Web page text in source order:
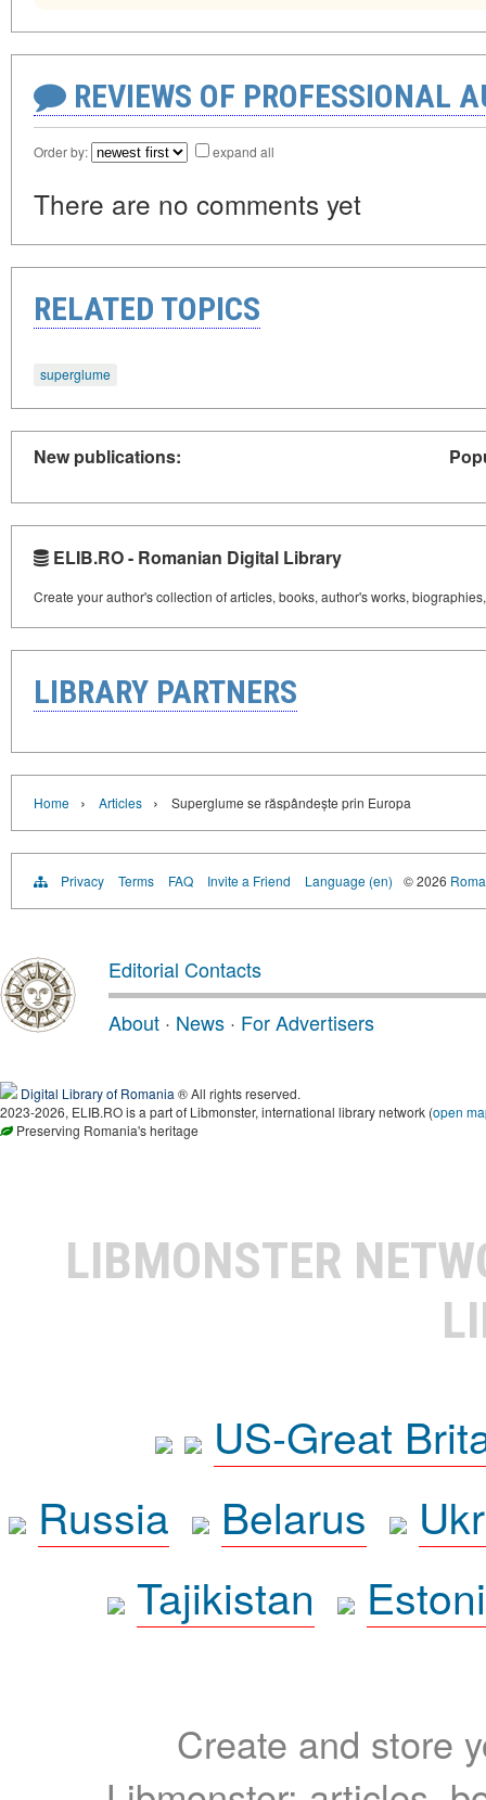
REVIEWS OF PROFESSIONAL
Order by: expand all
There are no comments yet
RELATED TOPICS
superglume
New publications:
ELIB.RO - Romanian Digital Library
Create your author's collection of articles, books, author's works,
LIBRARY PARTNERS
Home › Articles › Superglume se răspândește prin Europa
Privacy Terms FAQ Invite a Friend Language (en) © 2026
Editorial Contacts
About · News · For Advertisers
Digital Library of Romania ® All rights reserved.
2023-2026, ELIB.RO is a part of Libmonster, international library network (open
Preserving Romania's heritage
LIBMONSTER
US-Great
Russia
Belarus
Tajikistan
Create and store